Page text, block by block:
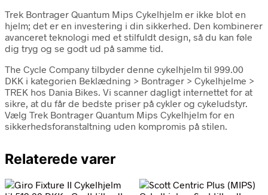
Trek Bontrager Quantum Mips Cykelhjelm er ikke blot en
hjelm; det er en investering i din sikkerhed. Den kombinerer
avanceret teknologi med et stilfuldt design, så du kan føle
dig tryg og se godt ud på samme tid.
The Cycle Company tilbyder denne cykelhjelm til 999.00
DKK i kategorien Beklædning > Bontrager > Cykelhjelme >
TREK hos Dania Bikes. Vi scanner dagligt internettet for at
sikre, at du får de bedste priser på cykler og cykeludstyr.
Vælg Trek Bontrager Quantum Mips Cykelhjelm for en
sikkerhedsforanstaltning uden kompromis på stilen.
Relaterede varer